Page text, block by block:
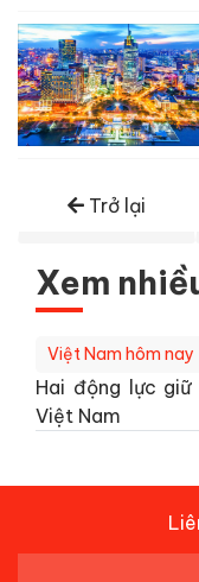
Trở lại
Xem
Việt Nam hôm nay
Hai động lực
Việt Nam